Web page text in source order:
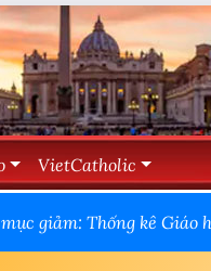
VietCatholic
giảm: Thống kê Giáo